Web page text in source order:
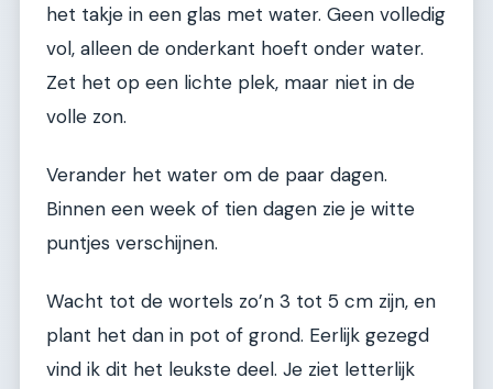
het takje in een glas met water. Geen volledig
vol, alleen de onderkant hoeft onder water.
Zet het op een lichte plek, maar niet in de
volle zon.
Verander het water om de paar dagen.
Binnen een week of tien dagen zie je witte
puntjes verschijnen.
Wacht tot de wortels zo’n 3 tot 5 cm zijn, en
plant het dan in pot of grond. Eerlijk gezegd
vind ik dit het leukste deel. Je ziet letterlijk